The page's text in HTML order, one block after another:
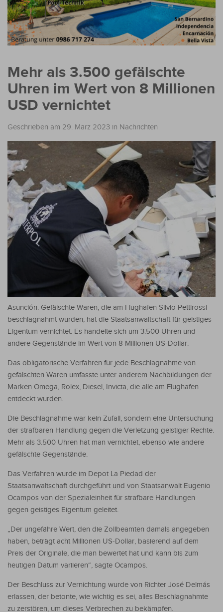
Mehr als 3.500 gefälschte
Uhren im Wert von 8 Millionen
USD vernichtet
Geschrieben am 29. März 2023 in Nachrichten
Asunción: Gefälschte Waren, die am Flughafen Silvio Pettirossi
beschlagnahmt wurden, hat die Staatsanwaltschaft für geistiges
Eigentum vernichtet. Es handelte sich um 3.500 Uhren und
andere Gegenstände im Wert von 8 Millionen US-Dollar.
Das obligatorische Verfahren für jede Beschlagnahme von
gefälschten Waren umfasste unter anderem Nachbildungen der
Marken Omega, Rolex, Diesel, Invicta, die alle am Flughafen
entdeckt wurden.
Die Beschlagnahme war kein Zufall, sondern eine Untersuchung
der strafbaren Handlung gegen die Verletzung geistiger Rechte.
Mehr als 3.500 Uhren hat man vernichtet, ebenso wie andere
gefälschte Gegenstände.
Das Verfahren wurde im Depot La Piedad der
Staatsanwaltschaft durchgeführt und von Staatsanwalt Eugenio
Ocampos von der Spezialeinheit für strafbare Handlungen
gegen geistiges Eigentum geleitet.
„Der ungefähre Wert, den die Zollbeamten damals angegeben
haben, beträgt acht Millionen US-Dollar, basierend auf dem
Preis der Originale, die man bewertet hat und kann bis zum
heutigen Datum variieren“, sagte Ocampos.
Der Beschluss zur Vernichtung wurde von Richter José Delmás
erlassen, der betonte, wie wichtig es sei, alles Beschlagnahmte
zu zerstören, um dieses Verbrechen zu bekämpfen.